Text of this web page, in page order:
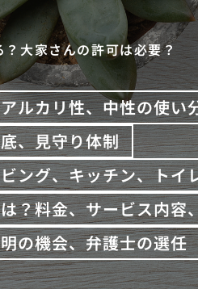
大家さんの許可は必要？
ルカリ性、中性の使い
、見守り体制
ング、キッチン、トイ
？料金、サービス内容
の機会、弁護士の選任